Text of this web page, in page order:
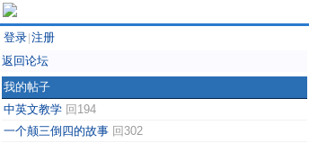
登录 注册
返回论坛
我的帖子
中英文教学 回194
一个颠三倒四的故事 回302